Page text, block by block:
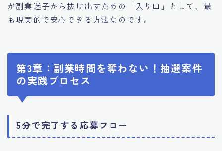
が副業迷子から抜け出すための「入り口」として、最
も現実的で安心できる方法なのです。
第3章：副業時間を奪わない！抽選案件
の実践プロセス
5分で完了する応募フロー